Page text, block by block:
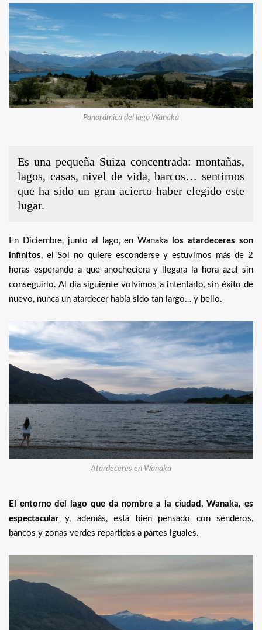
Panorámica del lago Wanaka
Es una pequeña Suiza concentrada: montañas,
lagos, casas, nivel de vida, barcos… sentimos
que ha sido un gran acierto haber elegido este
lugar.
En Diciembre, junto al lago, en Wanaka
los atardeceres son
infinitos, el Sol no quiere esconderse y estuvimos más de 2
horas esperando a que anocheciera y llegara la hora azul sin
conseguirlo. Al día siguiente volvimos a intentarlo, sin éxito de
nuevo, nunca un atardecer había sido tan largo… y bello.
Atardeceres en Wanaka
El entorno del lago que da nombre a la ciudad, Wanaka, es
espectacular y, además, está bien pensado con senderos,
bancos y zonas verdes repartidas a partes iguales.